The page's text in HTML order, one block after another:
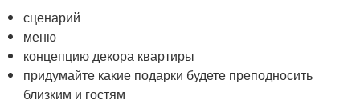
сценарий
меню
концепцию декора квартиры
придумайте какие подарки будете преподносить
близким и гостям